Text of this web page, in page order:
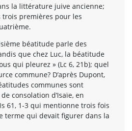
la littérature juive ancienne;
premières pour les
béatitude parle des
que chez Luc, la béatitude
qui pleurez » (Lc 6, 21b); quel
commune? D’après Dupont,
communes sont
consolation d’Isaïe, en
61, 1-3 qui mentionne trois fois
terme qui devait figurer dans la